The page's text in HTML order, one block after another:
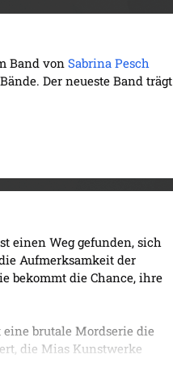
Band von Sabrina Pesch
Der neueste Band trägt
einen Weg gefunden, sich
Aufmerksamkeit der
bekommt die Chance, ihre
brutale Mordserie die
die Mias Kunstwerke